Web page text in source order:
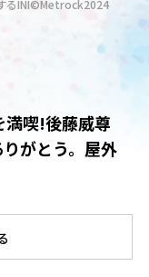
るINI©Metrock2024
喫!後藤威尊
がとう。屋外